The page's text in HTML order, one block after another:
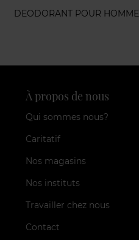
DEODORANT POUR HOMME
À propos de nous
Qui sommes nous?
Caritatif
Nos magasins
Nos instituts
Travailler chez nous
Contact